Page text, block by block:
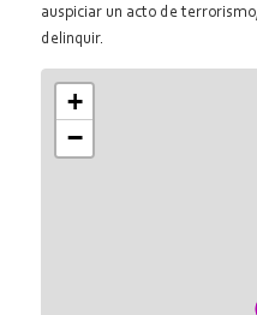
auspiciar un acto de
delinquir.
+
−